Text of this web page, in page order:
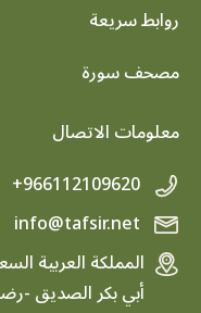
روابط سريعة
footer menu
مصحف سورة
معلومات الاتصال
+966112109620
info@tafsir.net
المملكة العربية
أبي بكر الصديق -